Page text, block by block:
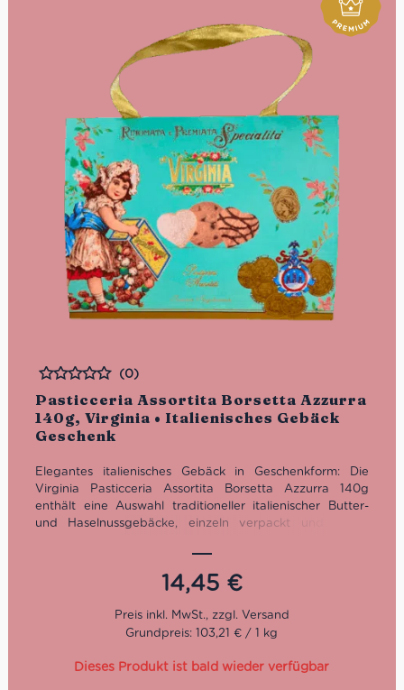
Pasticceria Assortita Borsetta Azzurra
140g, Virginia • Italienisches Gebäck
Geschenk
Bewertet
(0)
Elegantes italienisches Gebäck in Geschenkform: Die
Virginia Pasticceria Assortita Borsetta Azzurra 140g
enthält eine Auswahl traditioneller italienischer Butter-
und Haselnussgebäcke, einzeln verpackt und stilvoll
14,45 €
Grundpreis: 103,21 € / 1 kg
Dieses Produkt ist bald wieder verfügbar